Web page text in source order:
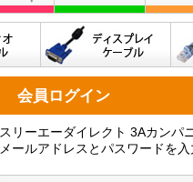
会員ログイン
スリーエーダイレクト 3Aカンパ
メールアドレスとパスワードを